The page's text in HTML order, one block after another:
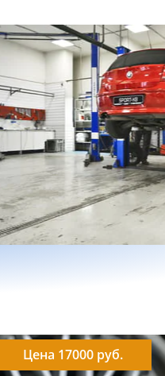
Цена 17000 руб.